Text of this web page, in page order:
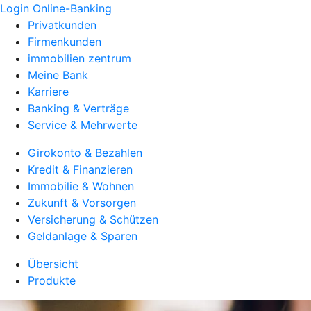
Login Online-Banking
Privatkunden
Firmenkunden
immobilien zentrum
Meine Bank
Karriere
Banking & Verträge
Service & Mehrwerte
Girokonto & Bezahlen
Kredit & Finanzieren
Immobilie & Wohnen
Zukunft & Vorsorgen
Versicherung & Schützen
Geldanlage & Sparen
Übersicht
Produkte